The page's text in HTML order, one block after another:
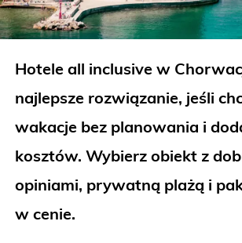
Hotele all inclusive w
najlepsze rozwiązanie, jeśli
wakacje bez planowania i
kosztów. Wybierz obiekt z
opiniami, prywatną plażą i
w cenie.